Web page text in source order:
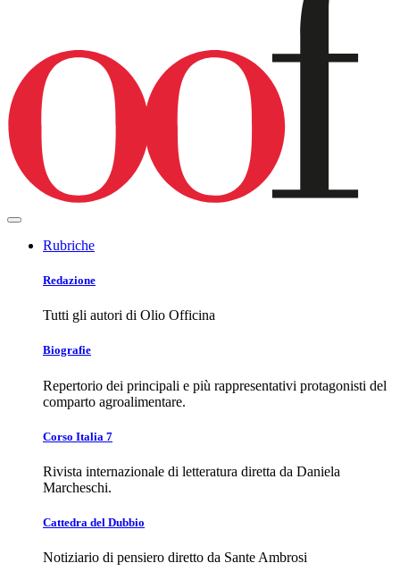
Rubriche
Redazione
Tutti gli autori di Olio Officina
Biografie
Repertorio dei principali e più rappresentativi protagonisti del
comparto agroalimentare.
Corso Italia 7
Rivista internazionale di letteratura diretta da Daniela
Marcheschi.
Cattedra del Dubbio
Notiziario di pensiero diretto da Sante Ambrosi